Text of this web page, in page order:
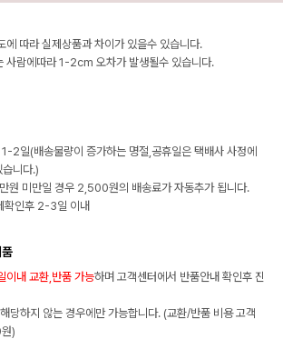
에 따라 실제상품과 차이가 있을수 있습니다.
사람에따라 1-2cm 오차가 발생될수 있습니다.
2일(배송물량이 증가하는 명절,공휴일은 택배사 사정에
니다.)
원 미만일 경우 2,500원의 배송료가 자동추가 됩니다.
확인후 2-3일 이내
이내 교환,반품 가능하며 고객센터에서 반품안내 확인후 진
당하지 않는 경우에만 가능합니다. (교환/반품 비용 고객
)